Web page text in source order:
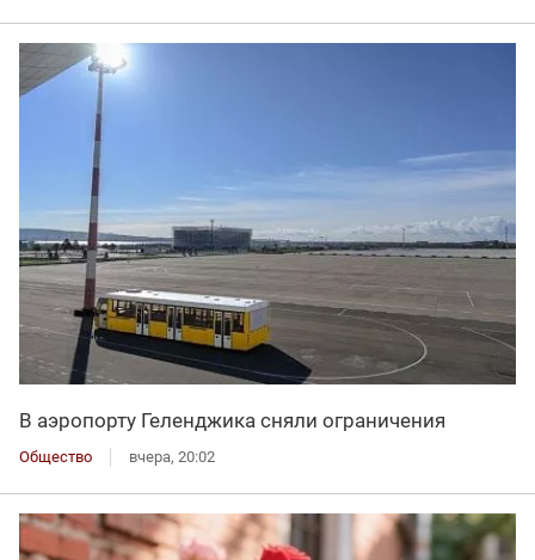
В аэропорту Геленджика сняли ограничения
Общество вчера, 20:02